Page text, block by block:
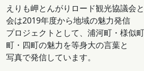
えりも岬とんがりロード観光協議会
会は2019年度から地域の魅力発信
プロジェクトとして、浦河町・様似
町・四町の魅力を等身大の言葉と
写真で発信しています。